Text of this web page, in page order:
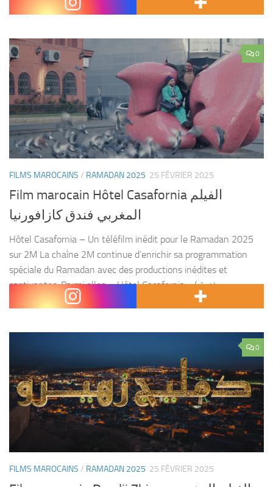
chaîne 2M....
0
FILMS MAROCAINS / RAMADAN 2025 25 FÉVRIER 2025
Film marocain Hôtel Casafornia الفيلم
المغربي فندق كازافورنيا
Hôtel Casafornia – Un téléfilm inédit pour le Ramadan 2025
sur 2M La chaîne 2M continue d’enrichir sa programmation
spéciale du Ramadan avec des productions inédites et
captivantes. Parmi elles, « Hôtel Casafornia » (فندق
كازافورنيا),...
0
FILMS MAROCAINS / RAMADAN 2025 25 FÉVRIER 2025